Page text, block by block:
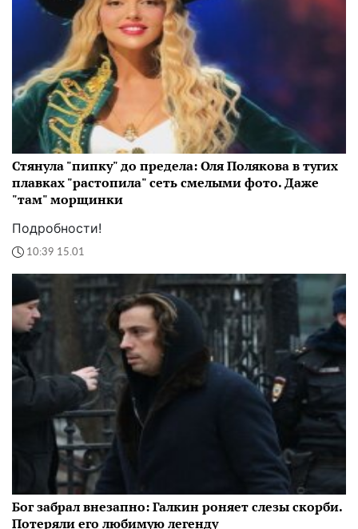
Стянула "пипку" до предела: Оля Полякова в тугих
плавках "растопила" сеть смелыми фото. Даже
"там" морщинки
Подробности!
10:39 15.01
Бог забрал внезапно: Галкин роняет слезы скорби.
Потеряли его любимую легенду